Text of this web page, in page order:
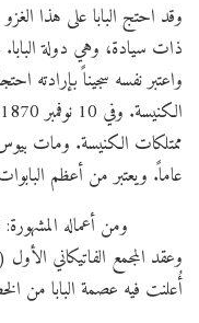
وقد احتج البابا على هذا
ذات سيادة، وهي دولة البابا.
واعتبر نفسه سجيناً بإرادته
عاماً. ويعتبر من أعظم البابوات
أُعلنت فيه عصمة البابا من